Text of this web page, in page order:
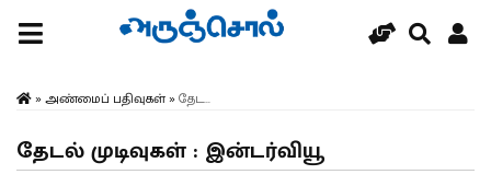
» அண்மைப் பதிவுகள்» தேட...
தேடல் முடிவுகள் : இன்டர்வியூ